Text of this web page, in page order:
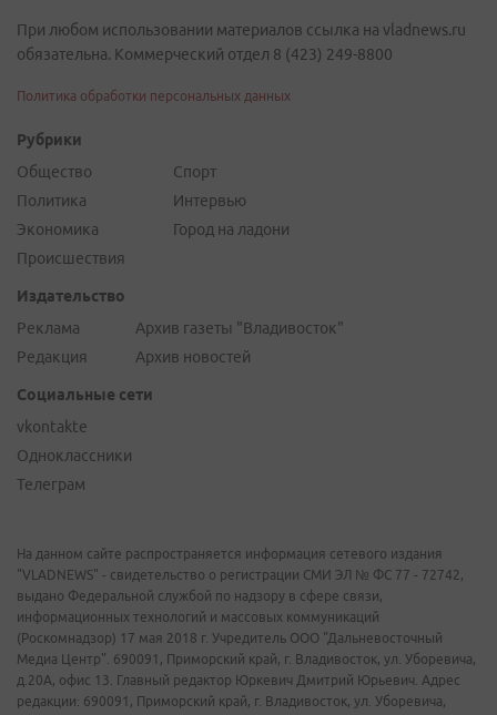
При любом использовании материалов ссылка на vladnews.ru
обязательна. Коммерческий отдел 8 (423) 249-8800
Политика обработки персональных данных
Рубрики
Общество
Политика
Экономика
Происшествия
Спорт
Интервью
Город на ладони
Издательство
Реклама
Редакция
Архив газеты "Владивосток"
Архив новостей
Социальные сети
vkontakte
Одноклассники
Телеграм
На данном сайте распространяется информация сетевого издания
"VLADNEWS" - свидетельство о регистрации СМИ ЭЛ № ФС 77 - 72742,
выдано Федеральной службой по надзору в сфере связи,
информационных технологий и массовых коммуникаций
(Роскомнадзор) 17 мая 2018 г. Учредитель ООО "Дальневосточный
Медиа Центр". 690091, Приморский край, г. Владивосток, ул. Уборевича,
д.20А, офис 13. Главный редактор Юркевич Дмитрий Юрьевич. Адрес
редакции: 690091, Приморский край, г. Владивосток, ул. Уборевича,